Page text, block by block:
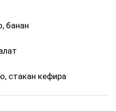
банан
стакан кефира